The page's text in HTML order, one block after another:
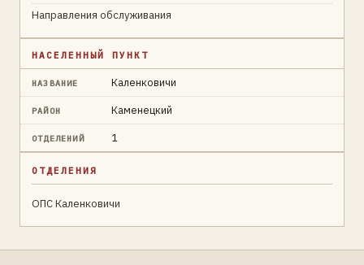
Направления обслуживания
НАСЕЛЕННЫЙ ПУНКТ
НАЗВАНИЕ Каленковичи
РАЙОН Каменецкий
ОТДЕЛЕНИЙ 1
ОТДЕЛЕНИЯ
ОПС Каленковичи